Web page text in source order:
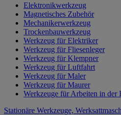
Elektronikwerkzeug
Magnetisches Zubehör
Mechanikerwerkzeug
Trockenbauwerkzeug
Werkzeug für Elektriker
Werkzeug für Fliesenleger
Werkzeug für Klempner
Werkzeug für Luftfahrt
Werkzeug für Maler
Werkzeug für Maurer
Werkzeuge für Arbeiten in der
Stationäre Werkzeuge,